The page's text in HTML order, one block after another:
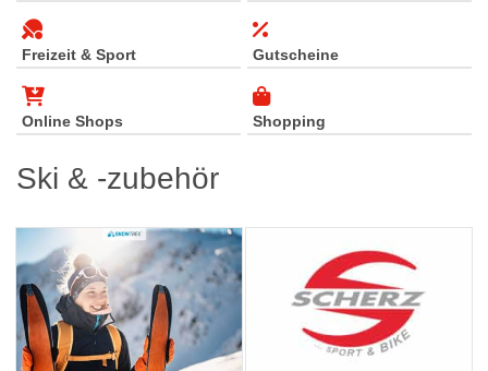
Freizeit & Sport Gutscheine
Online Shops Shopping
Ski & -zubehör